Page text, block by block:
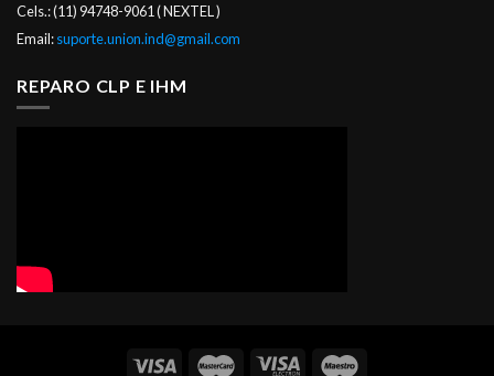
Cels.: (11) 94748-9061 ( NEXTEL )
Email:suporte.union.ind@gmail.com
REPARO CLP E IHM